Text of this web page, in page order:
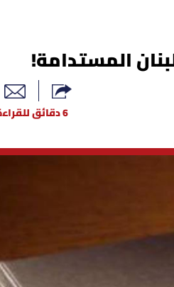
المستدامة!
6 دقائق للقراءة